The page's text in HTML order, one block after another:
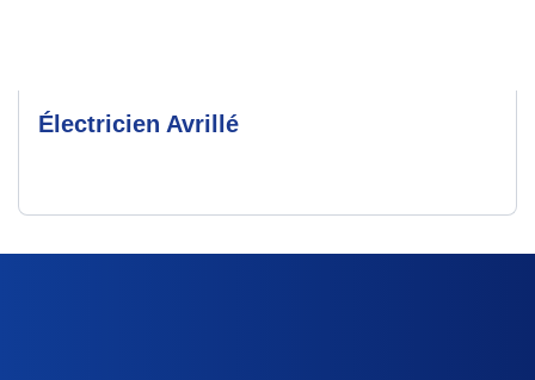
Électricien Avrillé